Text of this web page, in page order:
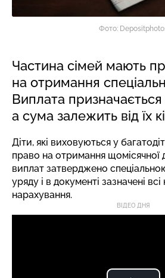
Фото:
Частина сімей мають
на отримання
Виплата призначається
а сума залежить від їх
Діти, які виховуються у
право на отримання
виплат затверджено
уряду і в документі зазначені
нарахування.
ВІДЕО ДНЯ